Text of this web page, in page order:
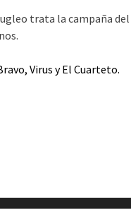
trata la campaña
Virus y El Cuarteto.